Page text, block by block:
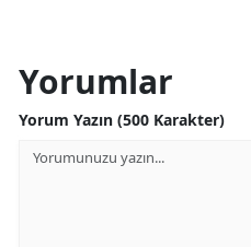
Yorumlar
Yorum Yazın (500 Karakter)